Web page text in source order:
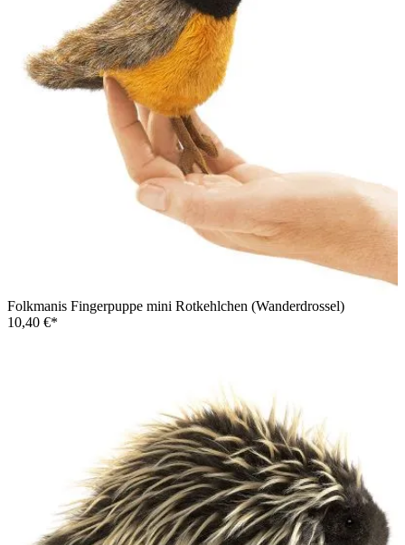
Folkmanis Fingerpuppe mini Rotkehlchen (Wanderdrossel)
10,40 €*